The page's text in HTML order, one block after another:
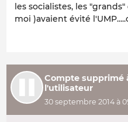
les socialistes, les
moi )avaient évité
Compte supprimé
l'utilisateur
30 septembre 2014 à